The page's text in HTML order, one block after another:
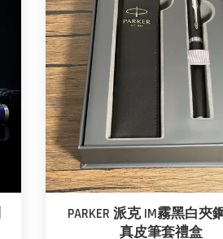
PARKER 派克 IM霧黑白夾
真皮筆套禮盒